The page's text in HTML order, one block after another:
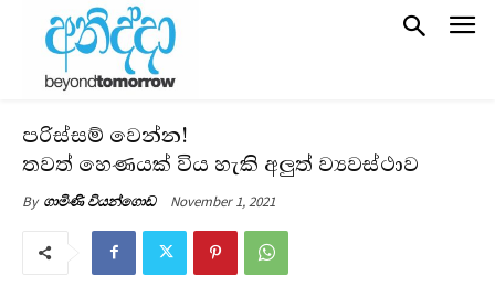
පරිස්සම් වෙන්න!
තවත් හෙණයක් විය හැකි අලුත් ව්‍යවස්ථාව
By ගාමිණි වියන්ගොඩ November 1, 2021